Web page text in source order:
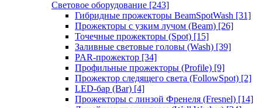
Световое оборудование [243]
Гибридные прожекторы BeamSpotWash [31]
Прожекторы с узким лучом (Beam) [26]
Точечные прожекторы (Spot) [15]
Заливные световые головы (Wash) [39]
PAR-прожектор [34]
Профильные прожекторы (Profile) [9]
Прожектор следящего света (FollowSpot) [2]
LED-бар (Bar) [4]
Прожекторы с линзой Френеля (Fresnel) [14]